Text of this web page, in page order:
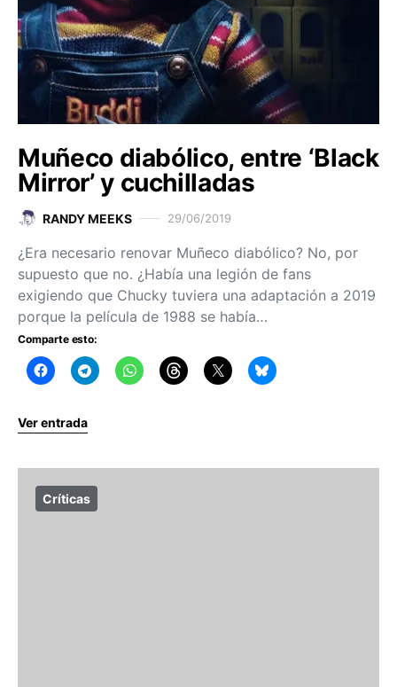
Muñeco diabólico, entre ‘Black
Mirror’ y cuchilladas
RANDY MEEKS 29/06/2019
¿Era necesario renovar Muñeco diabólico? No, por
supuesto que no. ¿Había una legión de fans
exigiendo que Chucky tuviera una adaptación a 2019
porque la película de 1988 se había…
Comparte esto:
Ver entrada
Críticas